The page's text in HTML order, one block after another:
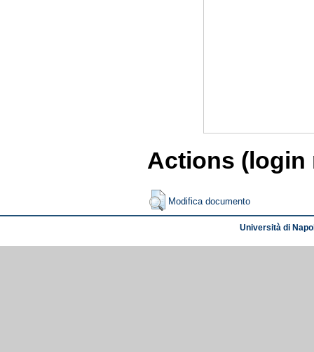
Actions (login
Modifica documento
Università di